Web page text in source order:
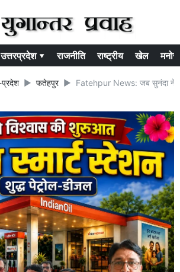
उत्तरप्रदेश ▾ राजनीति राष्ट्रीय खेल
प्रदेश फतेहपुर Fatehpur News: जब सुनंदा ने